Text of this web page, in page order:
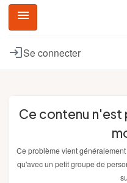
menu
Se connecter
Ce contenu n'est
Ce problème vient
qu'avec un petit groupe de